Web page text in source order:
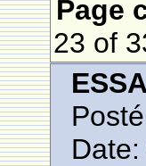
Page
23 of